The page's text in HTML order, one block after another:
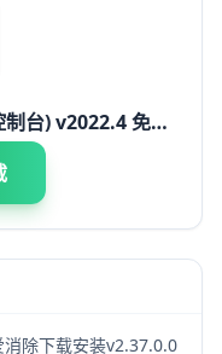
台) v2022.4 免费
除下载安装v2.37.0.0